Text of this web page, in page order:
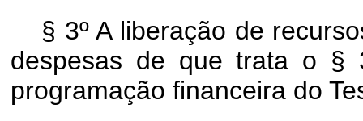
§ 3º A liberação de
despesas de que trata o §
programação financeira do